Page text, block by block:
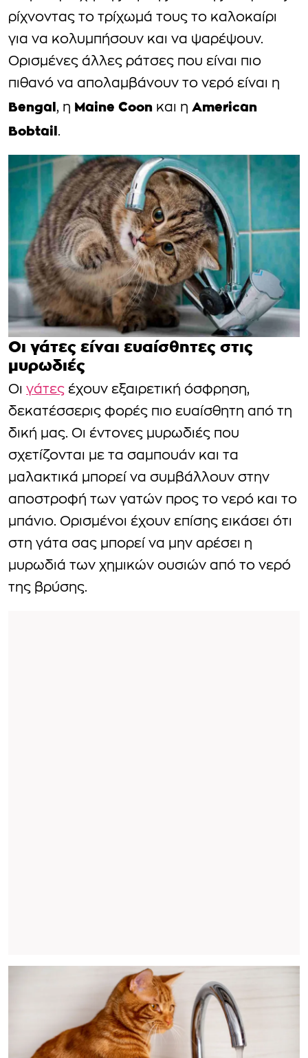
ρίχνοντας το τρίχωμά τους το καλοκαίρι
για να κολυμπήσουν και να ψαρέψουν.
Ορισμένες άλλες ράτσες που είναι πιο
πιθανό να απολαμβάνουν το νερό είναι η
Bengal, η Maine Coon και η American
Bobtail.
Οι γάτες είναι ευαίσθητες στις
μυρωδιές
Οι γάτες έχουν εξαιρετική όσφρηση,
δεκατέσσερις φορές πιο ευαίσθητη από τη
δική μας. Οι έντονες μυρωδιές που
σχετίζονται με τα σαμπουάν και τα
μαλακτικά μπορεί να συμβάλλουν στην
αποστροφή των γατών προς το νερό και το
μπάνιο. Ορισμένοι έχουν επίσης εικάσει ότι
στη γάτα σας μπορεί να μην αρέσει η
μυρωδιά των χημικών ουσιών από το νερό
της βρύσης.